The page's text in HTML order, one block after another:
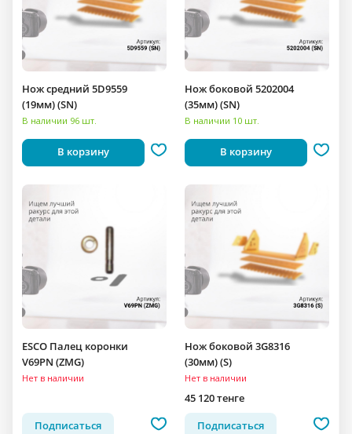
Нож средний 5D9559
(19мм) (SN)
В наличии 96 шт.
В корзину
Нож боковой 5202004
(35мм) (SN)
В наличии 10 шт.
В корзину
ESCO Палец коронки
V69PN (ZMG)
Нет в наличии
Подписаться
Нож боковой 3G8316
(30мм) (S)
Нет в наличии
45 120 тенге
Подписаться